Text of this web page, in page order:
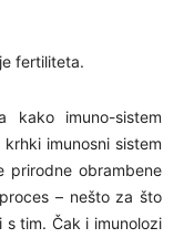
fertiliteta.
kako imuno-sistem
imunosni sistem
prirodne obrambene
– nešto za što
tim. Čak i imunolozi